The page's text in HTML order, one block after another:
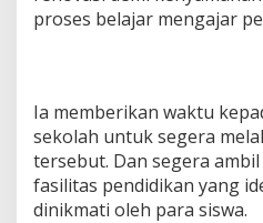
proses belajar mengajar
Ia memberikan waktu
sekolah untuk segera
tersebut. Dan segera
fasilitas pendidikan yang
dinikmati oleh para siswa.